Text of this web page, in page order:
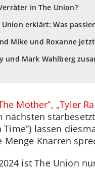
in The Union?
Union erklärt: Was
Mike und Roxanne
und Mark Wahlberg
Mother”, „Tyler
Time”) lassen
Menge Knarren
ist The Union